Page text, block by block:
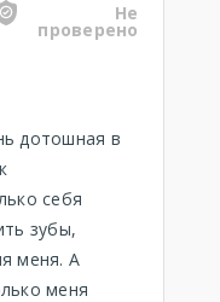
Не
проверено
дотошная в
себя
зубы,
меня. А
меня